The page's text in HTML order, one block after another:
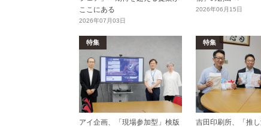
ここにある
2026年07月03日
2026年06月15日
特集
アイ企画、「現場参加型」検版
特集
吉田印刷所、「推し